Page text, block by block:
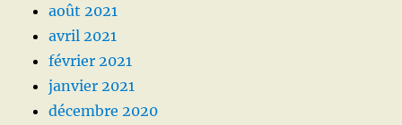
août 2021
avril 2021
février 2021
janvier 2021
décembre 2020